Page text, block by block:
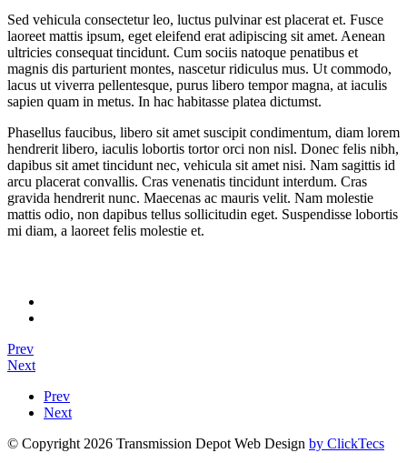
Sed vehicula consectetur leo, luctus pulvinar est placerat et. Fusce
laoreet mattis ipsum, eget eleifend erat adipiscing sit amet. Aenean
ultricies consequat tincidunt. Cum sociis natoque penatibus et
magnis dis parturient montes, nascetur ridiculus mus. Ut commodo,
lacus ut viverra pellentesque, purus libero tempor magna, at iaculis
sapien quam in metus. In hac habitasse platea dictumst.
Phasellus faucibus, libero sit amet suscipit condimentum, diam lorem
hendrerit libero, iaculis lobortis tortor orci non nisl. Donec felis nibh,
dapibus sit amet tincidunt nec, vehicula sit amet nisi. Nam sagittis id
arcu placerat convallis. Cras venenatis tincidunt interdum. Cras
gravida hendrerit nunc. Maecenas ac mauris velit. Nam molestie
mattis odio, non dapibus tellus sollicitudin eget. Suspendisse lobortis
mi diam, a laoreet felis molestie et.
Prev
Next
Prev
Next
© Copyright 2026 Transmission Depot Web Design by ClickTecs